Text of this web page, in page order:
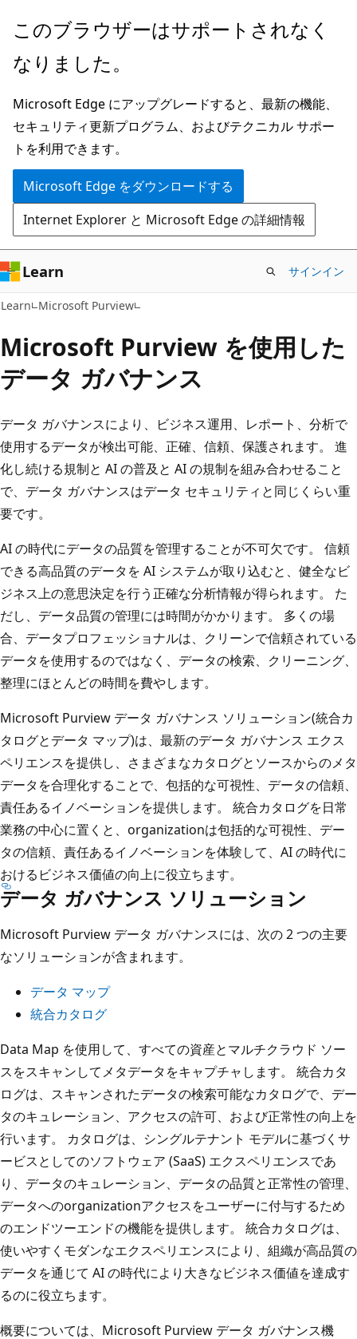
メ
ン
ン
テ
ン
ツ
に
ス
キ
ッ
プ
このブラウザーはサポートされなく
なりました。
Microsoft Edge にアップグレードすると、最新の機能、
セキュリティ更新プログラム、およびテクニカル サポー
トを利用できます。
Microsoft Edge をダウンロードする
Internet Explorer と Microsoft Edge の詳細情報
Learn サインイン
Learn Microsoft Purview
Microsoft Purview を使用した
データ ガバナンス
データ ガバナンスにより、ビジネス運用、レポート、分析で
使用するデータが検出可能、正確、信頼、保護されます。 進
化し続ける規制と AI の普及と AI の規制を組み合わせること
で、データ ガバナンスはデータ セキュリティと同じくらい重
要です。
AI の時代にデータの品質を管理することが不可欠です。 信頼
できる高品質のデータを AI システムが取り込むと、健全なビ
ジネス上の意思決定を行う正確な分析情報が得られます。 た
だし、データ品質の管理には時間がかかります。 多くの場
合、データプロフェッショナルは、クリーンで信頼されている
データを使用するのではなく、データの検索、クリーニング、
整理にほとんどの時間を費やします。
Microsoft Purview データ ガバナンス ソリューション(統合カ
タログとデータ マップ)は、最新のデータ ガバナンス エクス
ペリエンスを提供し、さまざまなカタログとソースからのメタ
データを合理化することで、包括的な可視性、データの信頼、
責任あるイノベーションを提供します。 統合カタログを日常
業務の中心に置くと、organizationは包括的な可視性、デー
タの信頼、責任あるイノベーションを体験して、AI の時代に
おけるビジネス価値の向上に役立ちます。
データ ガバナンス ソリューション
Microsoft Purview データ ガバナンスには、次の 2 つの主要
なソリューションが含まれます。
データ マップ
統合カタログ
Data Map を使用して、すべての資産とマルチクラウド ソー
スをスキャンしてメタデータをキャプチャします。 統合カタ
ログは、スキャンされたデータの検索可能なカタログで、デー
タのキュレーション、アクセスの許可、および正常性の向上を
行います。 カタログは、シングルテナント モデルに基づくサ
ービスとしてのソフトウェア (SaaS) エクスペリエンスであ
り、データのキュレーション、データの品質と正常性の管理、
データへのorganizationアクセスをユーザーに付与するため
のエンドツーエンドの機能を提供します。 統合カタログは、
使いやすくモダンなエクスペリエンスにより、組織が高品質の
データを通じて AI の時代により大きなビジネス価値を達成す
るのに役立ちます。
概要については、Microsoft Purview データ ガバナンス機